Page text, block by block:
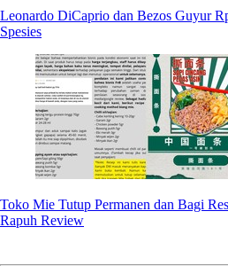
Leonardo DiCaprio dan Bezos Guyur
Spesies
Toko Mie Tutup Permanen dan Bagi
Rapuh Review